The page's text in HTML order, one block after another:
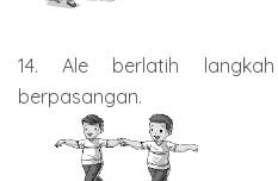
14. Ale berlatih
berpasangan.